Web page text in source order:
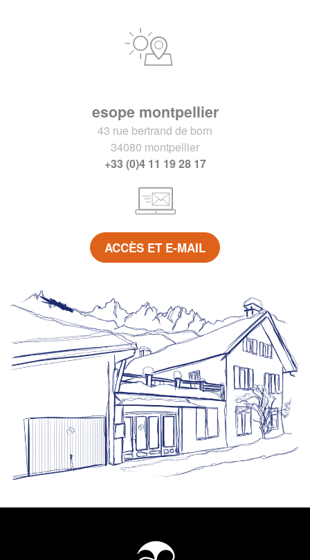
esope montpellier
43 rue bertrand de born
34080 montpellier
+33 (0)4 11 19 28 17
ACCÈS ET E-MAIL